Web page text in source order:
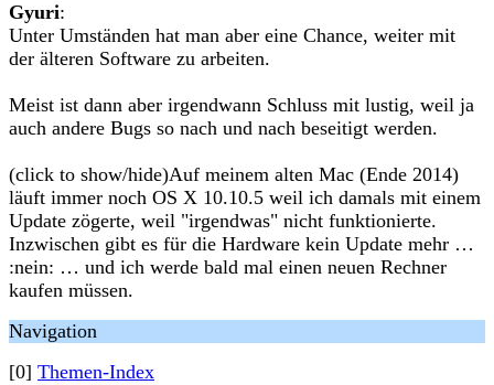
Gyuri:
Unter Umständen hat man aber eine Chance, weiter mit
der älteren Software zu arbeiten.
Meist ist dann aber irgendwann Schluss mit lustig, weil ja
auch andere Bugs so nach und nach beseitigt werden.
(click to show/hide)Auf meinem alten Mac (Ende 2014)
läuft immer noch OS X 10.10.5 weil ich damals mit einem
Update zögerte, weil "irgendwas" nicht funktionierte.
Inzwischen gibt es für die Hardware kein Update mehr …
:nein: … und ich werde bald mal einen neuen Rechner
kaufen müssen.
Navigation
[0] Themen-Index